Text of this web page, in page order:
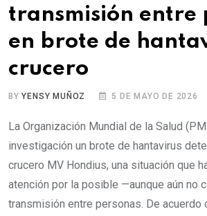
transmisión entre
en brote de
crucero
BYYENSY MUÑOZ 5 DE MAYO DE 2026
La Organización Mundial de la Salud
investigación un brote de hantavirus
crucero MV Hondius, una situación que
atención por la posible —aunque aún no
transmisión entre personas. De acuerdo